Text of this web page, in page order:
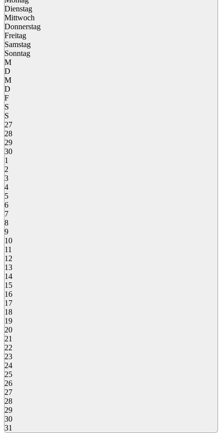
Dienstag
Mittwoch
Donnerstag
Freitag
Samstag
Sonntag
M
D
M
D
F
S
S
27
28
29
30
1
2
3
4
5
6
7
8
9
10
11
12
13
14
15
16
17
18
19
20
21
22
23
24
25
26
27
28
29
30
31